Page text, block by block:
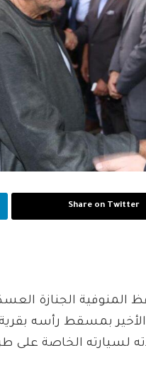
Share on Twitter
المنوفية الجنازة
بمسقط رأسه
لسيارته الخاصة على